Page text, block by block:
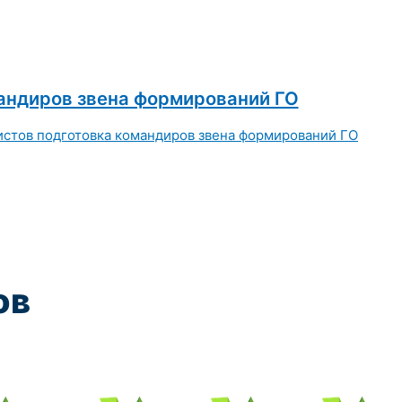
звена формирований ГО